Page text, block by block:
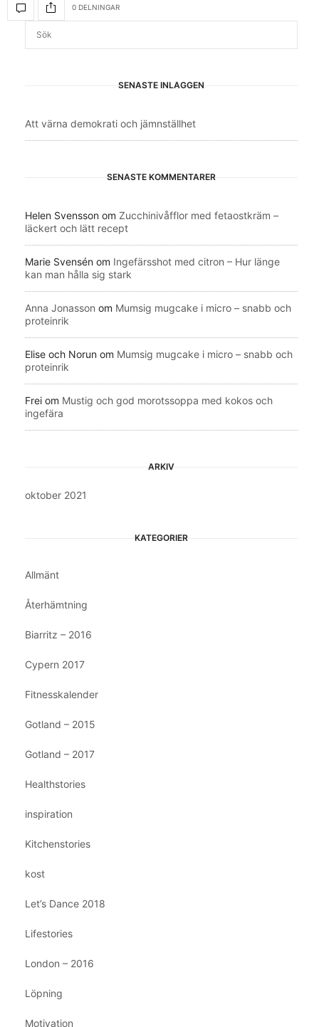
0 DELNINGAR
SENASTE INLÄGGEN
Att värna demokrati och jämnställhet
SENASTE KOMMENTARER
Helen Svensson om Zucchinivåfflor med fetaostkräm –
läckert och lätt recept
Marie Svensén om Ingefärsshot med citron – Hur länge
kan man hålla sig stark
Anna Jonasson om Mumsig mugcake i micro – snabb och
proteinrik
Elise och Norun om Mumsig mugcake i micro – snabb och
proteinrik
Frei om Mustig och god morotssoppa med kokos och
ingefära
ARKIV
oktober 2021
KATEGORIER
Allmänt
Återhämtning
Biarritz – 2016
Cypern 2017
Fitnesskalender
Gotland – 2015
Gotland – 2017
Healthstories
inspiration
Kitchenstories
kost
Let’s Dance 2018
Lifestories
London – 2016
Löpning
Motivation